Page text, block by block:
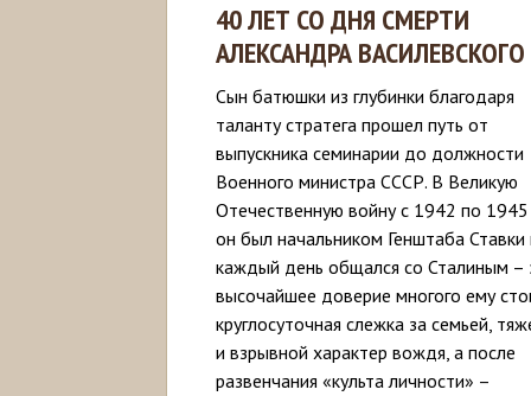
40 ЛЕТ СО ДНЯ СМЕРТИ
АЛЕКСАНДРА ВАСИЛЕВСКОГО
Сын батюшки из глубинки благодаря
таланту стратега прошел путь от
выпускника семинарии до должности
Военного министра СССР. В Великую
Отечественную войну с 1942 по
он был начальником Генштаба Ставки
каждый день общался со Сталиным –
высочайшее доверие многого ему
круглосуточная слежка за семьей,
и взрывной характер вождя, а после
развенчания «культа личности» –